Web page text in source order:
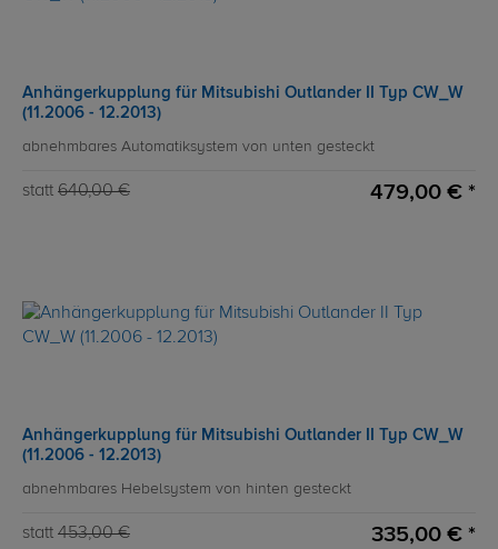
Anhängerkupplung für Mitsubishi Outlander II Typ CW_W
(11.2006 - 12.2013)
abnehmbares Automatiksystem von unten gesteckt
statt 640,00 € 479,00 € *
Anhängerkupplung für Mitsubishi Outlander II Typ CW_W
(11.2006 - 12.2013)
abnehmbares Hebelsystem von hinten gesteckt
statt 453,00 € 335,00 € *